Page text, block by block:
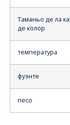
Таманьо де ла
де колор
температура
фуэнте
песо